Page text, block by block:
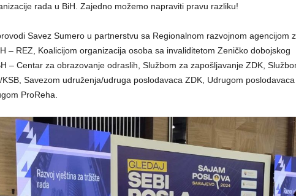
rada u BiH. Zajedno možemo napraviti pravu razliku!
Savez Sumero u partnerstvu sa Regionalnom razvojnom agencijom
– REZ, Koalicijom organizacija osoba sa invaliditetom Zeničko dobojskog
– Centar za obrazovanje odraslih, Službom za zapošljavanje ZDK,
Savezom udruženja/udruga poslodavaca ZDK, Udrugom poslodavaca
ProReha.